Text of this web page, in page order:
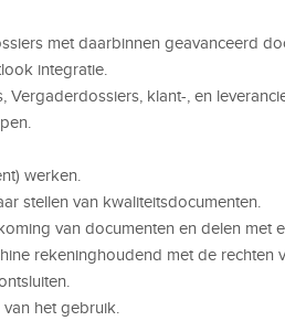
met daarbinnen geavanceerd
integratie.
Vergaderdossiers, klant-, en
werken.
stellen van kwaliteitsdocumenten.
van documenten en delen met
rekeninghoudend met de rechten
het gebruik.